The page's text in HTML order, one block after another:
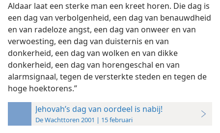
Aldaar laat een sterke man een kreet horen. Die dag is
een dag van verbolgenheid, een dag van benauwdheid
en van radeloze angst, een dag van onweer en van
verwoesting, een dag van duisternis en van
donkerheid, een dag van wolken en van dikke
donkerheid, een dag van horengeschal en van
alarmsignaal, tegen de versterkte steden en tegen de
hoge hoektorens.”
Jehovah’s dag van oordeel is nabij!
De Wachttoren 2001 | 15 februari